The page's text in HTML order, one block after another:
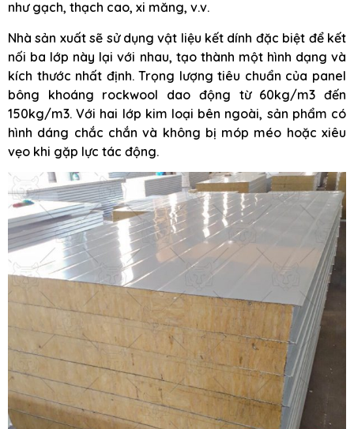
như gạch, thạch cao, xi măng, v.v.
Nhà sản xuất sẽ sử dụng vật liệu kết dính đặc biệt để kết
nối ba lớp này lại với nhau, tạo thành một hình dạng và
kích thước nhất định. Trọng lượng tiêu chuẩn của panel
bông khoáng rockwool dao động từ 60kg/m3 đến
150kg/m3. Với hai lớp kim loại bên ngoài, sản phẩm có
hình dáng chắc chắn và không bị móp méo hoặc xiêu
vẹo khi gặp lực tác động.